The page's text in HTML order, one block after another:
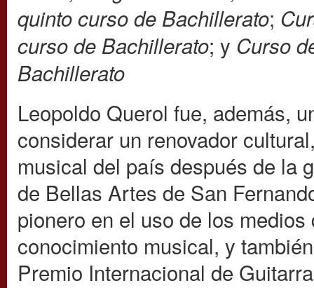
quinto curso de Bachillerato;
curso de Bachillerato; y Curso
Bachillerato
Leopoldo Querol fue, además,
considerar un renovador
musical del país después de la
de Bellas Artes de San
pionero en el uso de los
conocimiento musical, y
Premio Internacional de